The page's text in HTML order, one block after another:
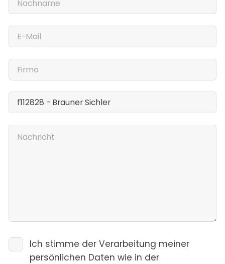
Ich stimme der Verarbeitung meiner
persönlichen Daten wie in der